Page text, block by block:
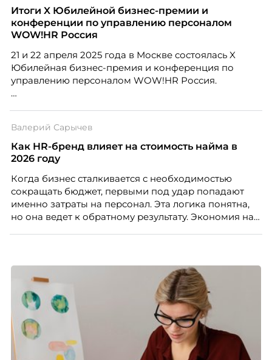
вовлечения, стоит остановиться на неудобном
факте: данные говорят ровно обратное тому, что
подсказывает интуиция. Автор свежего выпуска
People Analytics, приглашённый лектор НИУ ВШЭ и
МИФИ, автор книги «Дао женской карьеры».
Итоги X Юбилейной бизнес-премии и
конференции по управлению персоналом
WOW!HR Россия
21 и 22 апреля 2025 года в Москве состоялась X
Юбилейная бизнес-премия и конференция по
управлению персоналом WOW!HR Россия.
номинантов и гостей мероприятия.
Валерий Сарычев
Как HR-бренд влияет на стоимость найма в
2026 году
Когда бизнес сталкивается с необходимостью
сокращать бюджет, первыми под удар попадают
именно затраты на персонал. Эта логика понятна,
но она ведет к обратному результату. Экономия на